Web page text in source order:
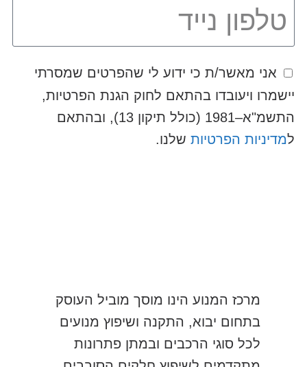
אני מאשר/ת כי ידוע לי שהפרטים שמסרתי
יישמרו ויעובדו בהתאם לחוק הגנת הפרטיות,
התשמ"א–1981 (כולל תיקון 13), ובהתאם
למדיניות הפרטיותשלנו.
מרכז המנוע הינו מוסך מוביל העוסק
בתחום יבוא, התקנה ושיפוץ מנועים
לכל סוגי הרכבים ובמתן פתרונות